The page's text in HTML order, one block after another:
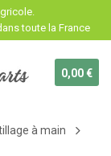
toute la France
0,00 €
à main